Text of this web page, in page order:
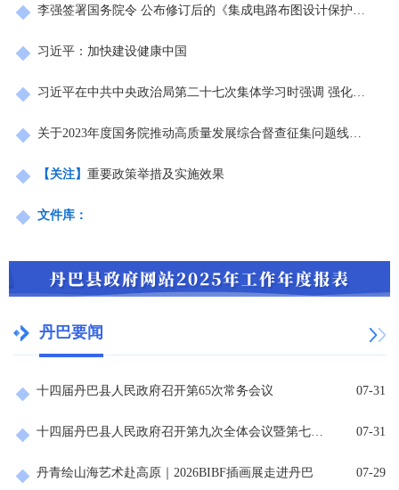
李强签署国务院令 公布修订后的《集成电路布图设计保护条例》
习近平：加快建设健康中国
习近平在中共中央政治局第二十七次集体学习时强调 强化政治引领 深化创新发展 高质量推进国防和军队现代化
关于2023年度国务院推动高质量发展综合督查征集问题线索的公告
【关注】 重要政策举措及实施效果
文件库：
丹巴要闻
十四届丹巴县人民政府召开第65次常务会议 07-31
十四届丹巴县人民政府召开第九次全体会议暨第七次廉政工作会议 07-31
丹青绘山海艺术赴高原｜2026BIBF插画展走进丹巴 07-29